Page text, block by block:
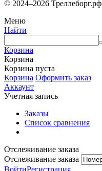
© 2024–2026 Треллеборг.рф
Меню
Найти
Корзина
Корзина
Корзина пуста
Корзина Оформить заказ
Аккаунт
Учетная запись
Заказы
Список сравнения
Отслеживание заказа
Отслеживание заказа
ВойтиРегистрация